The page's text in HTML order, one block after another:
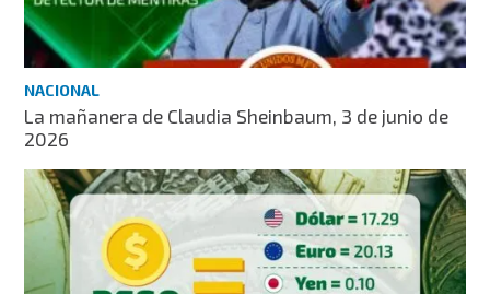
NACIONAL
La mañanera de Claudia Sheinbaum, 3 de junio de
2026